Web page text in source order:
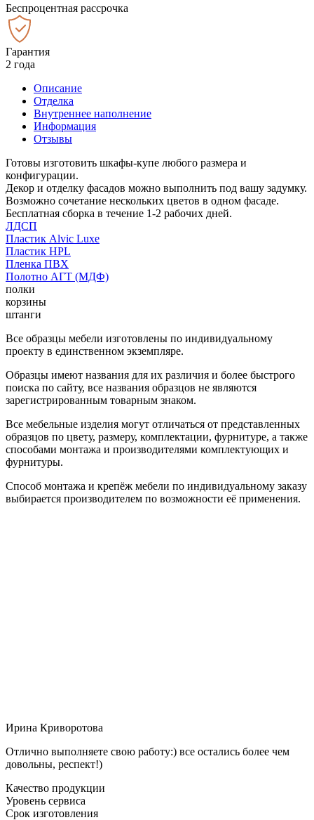
Беспроцентная рассрочка
Гарантия
2 года
Описание
Отделка
Внутреннее наполнение
Информация
Отзывы
Готовы изготовить шкафы-купе любого размера и
конфигурации.
Декор и отделку фасадов можно выполнить под вашу задумку.
Возможно сочетание нескольких цветов в одном фасаде.
Бесплатная сборка в течение 1-2 рабочих дней.
ЛДСП
Пластик Alvic Luxe
Пластик HPL
Пленка ПВХ
Полотно АГТ (МДФ)
полки
корзины
штанги
Все образцы мебели изготовлены по индивидуальному
проекту в единственном экземпляре.
Образцы имеют названия для их различия и более быстрого
поиска по сайту, все названия образцов не являются
зарегистрированным товарным знаком.
Все мебельные изделия могут отличаться от представленных
образцов по цвету, размеру, комплектации, фурнитуре, а также
способами монтажа и производителями комплектующих и
фурнитуры.
Способ монтажа и крепёж мебели по индивидуальному заказу
выбирается производителем по возможности её применения.
Ирина Криворотова
Отлично выполняете свою работу:) все остались более чем
довольны, респект!)
Качество продукции
Уровень сервиса
Срок изготовления